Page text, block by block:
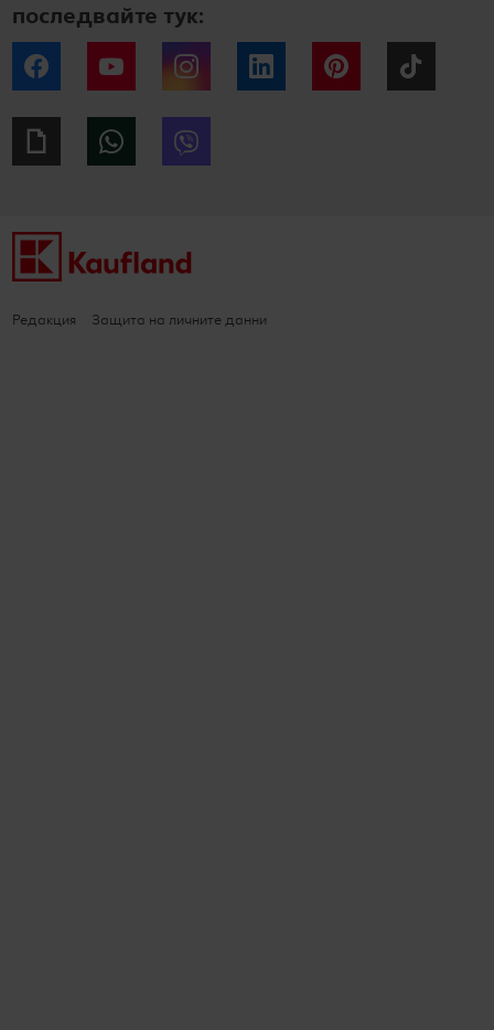
последвайте тук:
Facebook YouTube Instagram LinkedIn Pinterest
Giphy WhatsApp
Редакция Защита на личните данни